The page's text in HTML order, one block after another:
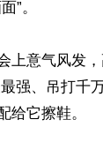
”。
上意气风发
强、吊打千
给它擦鞋。